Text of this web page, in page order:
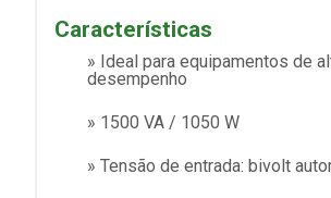
Características
» Ideal para equipamentos de
desempenho
» 1500 VA / 1050 W
» Tensão de entrada: bivolt